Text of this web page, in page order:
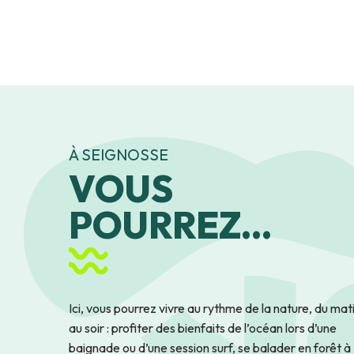
À SEIGNOSSE
VOUS
POURREZ...
Ici, vous pourrez vivre au rythme de la nature, du
au soir : profiter des bienfaits de l’océan lors d’une
baignade ou d’une session surf, se balader en forêt à